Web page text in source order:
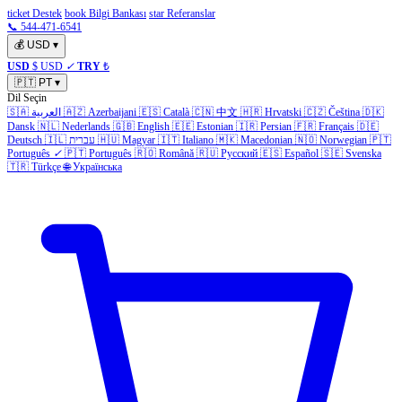
ticket Destek book Bilgi Bankası star Referanslar
📞 544-471-6541
💰 USD ▾
USD $ USD ✓ TRY ₺
🇵🇹 PT ▾
Dil Seçin
🇸🇦 العربية 🇦🇿 Azerbaijani 🇪🇸 Català 🇨🇳 中文 🇭🇷 Hrvatski 🇨🇿 Čeština 🇩🇰
Dansk 🇳🇱 Nederlands 🇬🇧 English 🇪🇪 Estonian 🇮🇷 Persian 🇫🇷 Français 🇩🇪
Deutsch 🇮🇱 עברית 🇭🇺 Magyar 🇮🇹 Italiano 🇲🇰 Macedonian 🇳🇴 Norwegian 🇵🇹
Português ✓ 🇵🇹 Português 🇷🇴 Română 🇷🇺 Русский 🇪🇸 Español 🇸🇪 Svenska
🇹🇷 Türkçe 🌐 Українська